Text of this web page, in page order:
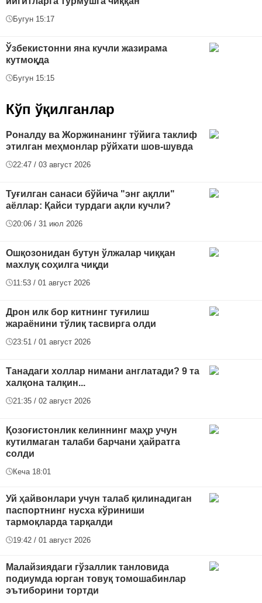
Бугун 15:17
Ўзбекистонни яна кучли жазирама
кутмоқда
Бугун 15:15
Кўп ўқилганлар
Роналду ва Жоржинанинг тўйига таклиф
этилган меҳмонлар рўйхати шов-шувда
22:47 / 03 август 2026
Туғилган санаси бўйича "энг ақлли"
аёллар: Қайси турдаги ақли кучли?
20:06 / 31 июл 2026
Ошқозонидан бутун ўлжалар чиққан
махлуқ соҳилга чиқди
11:53 / 01 август 2026
Дрон илк бор китнинг туғилиш
жараёнини тўлиқ тасвирга олди
23:51 / 01 август 2026
Танадаги холлар нимани англатади? 9 та
халқона талқин...
21:35 / 02 август 2026
Қозоғистонлик келиннинг маҳр учун
кутилмаган талаби барчани ҳайратга
солди
Кеча 18:01
Уй ҳайвонлари учун талаб қилинадиган
паспортнинг нусха кўриниши
тармоқларда тарқалди
19:42 / 01 август 2026
Малайзиядаги гўзаллик танловида
подиумда юрган товуқ томошабинлар
эътиборини тортди